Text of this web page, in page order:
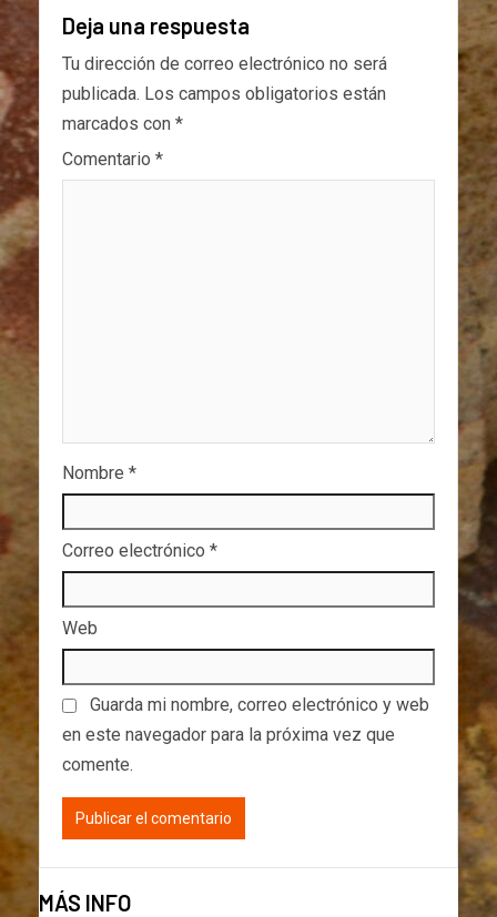
Deja una respuesta
Tu dirección de correo electrónico no será
publicada. Los campos obligatorios están
marcados con *
Comentario *
Nombre *
Correo electrónico *
Web
Guarda mi nombre, correo electrónico y web
en este navegador para la próxima vez que
comente.
MÁS INFO